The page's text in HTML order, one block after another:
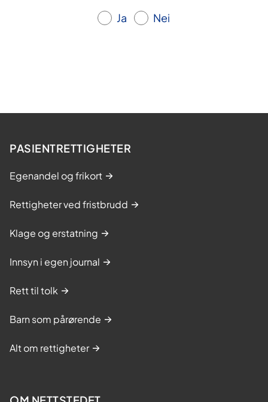
Ja Nei
PASIENTRETTIGHETER
Egenandel og frikort
Rettigheter ved fristbrudd
Klage og erstatning
Innsyn i egen journal
Rett til tolk
Barn som pårørende
Alt om rettigheter